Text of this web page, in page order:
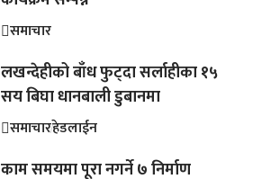
समाचार
लखन्देहीको बाँध फुट्दा सर्लाहीका १५
सय बिघा धानबाली डुबानमा
समाचारहेडलाईन
काम समयमा पूरा नगर्ने ७ निर्माण